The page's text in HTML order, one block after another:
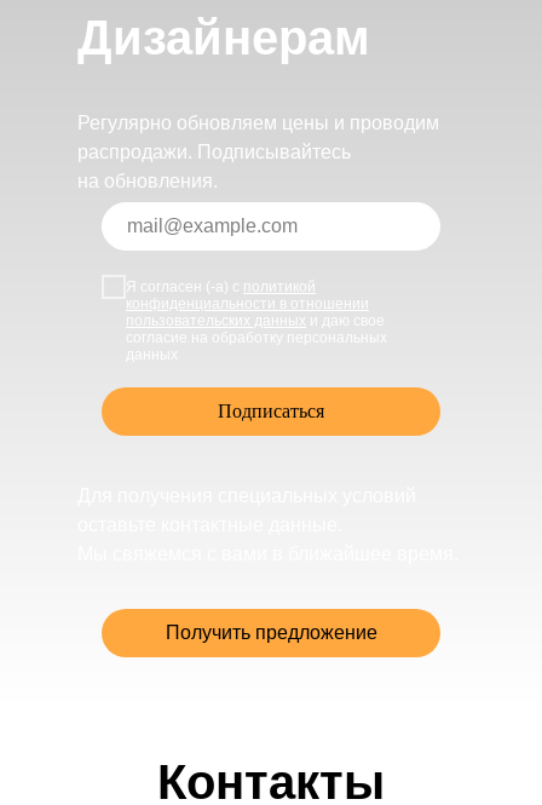
Дизайнерам
Регулярно обновляем цены и проводим
распродажи. Подписывайтесь
на обновления.
Я согласен (-а) с политикой
конфиденциальности в отношении
пользовательских данных и даю свое
согласие на обработку персональных
данных
Подписаться
Получить предложение
Контакты